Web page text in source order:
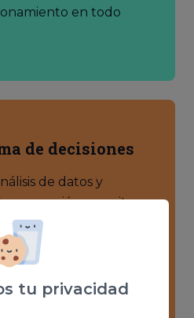
tu privacidad
en todo
de decisiones
de datos y
conversión permite
los cambios que
en tu sitio web.
con precisión
funcionando bien